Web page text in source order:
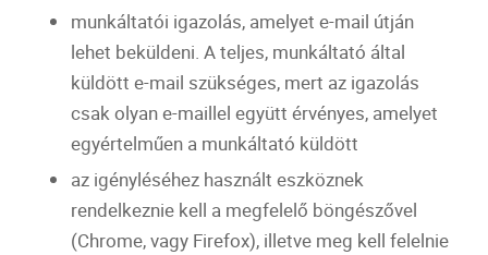
munkáltatói igazolás, amelyet e-mail útján
lehet beküldeni. A teljes, munkáltató által
küldött e-mail szükséges, mert az igazolás
csak olyan e-maillel együtt érvényes, amelyet
egyértelműen a munkáltató küldött
az igényléséhez használt eszköznek
rendelkeznie kell a megfelelő böngészővel
(Chrome, vagy Firefox), illetve meg kell felelnie